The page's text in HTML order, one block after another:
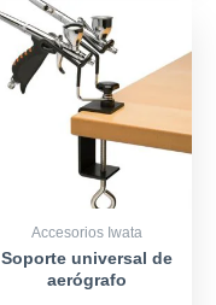
Accesorios Iwata
Soporte universal de
aerógrafo